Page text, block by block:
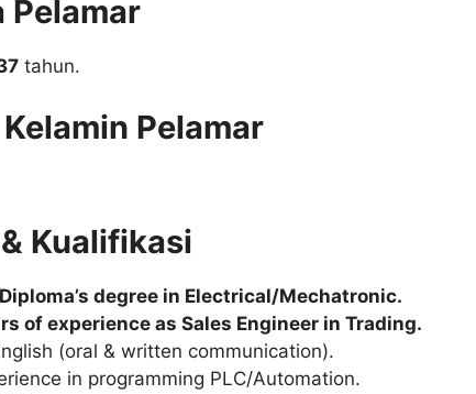
Pelamar
tahun.
Pelamar
Kualifikasi
degree in Electrical/Mechatronic.
of experience as Sales Engineer in Trading.
(oral & written communication).
in programming PLC/Automation.